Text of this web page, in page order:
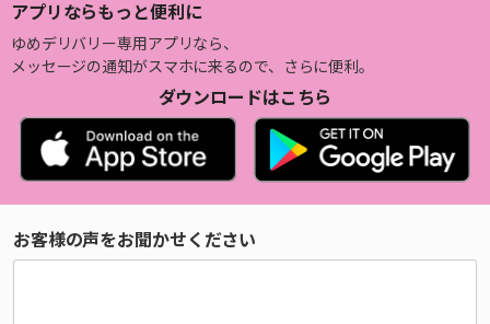
アプリならもっと便利に
ゆめデリバリー専用アプリなら、
メッセージの通知がスマホに来るので、さらに便利。
ダウンロードはこちら
お客様の声をお聞かせください